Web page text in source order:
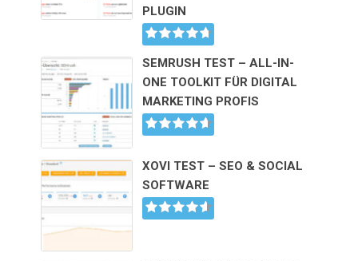
PLUGIN
SEMRUSH TEST – ALL-IN-
ONE TOOLKIT FÜR DIGITAL
MARKETING PROFIS
XOVI TEST – SEO & SOCIAL
SOFTWARE